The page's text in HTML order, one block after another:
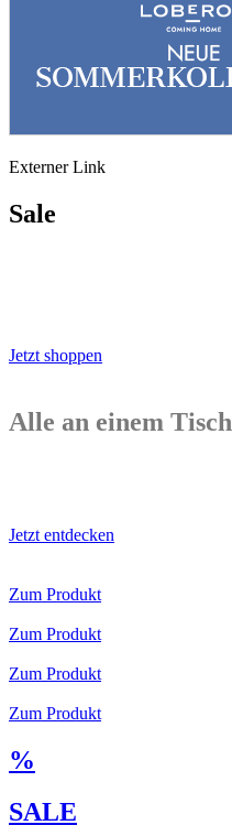
Externer Link
Sale
Jetzt shoppen
Alle an einem Tisch
Jetzt entdecken
Zum Produkt
Zum Produkt
Zum Produkt
Zum Produkt
%
SALE